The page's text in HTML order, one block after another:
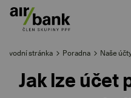
Jak lze účet
Naše
Poradna
Úvodní stránka